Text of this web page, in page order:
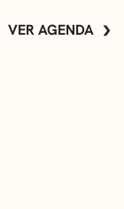
VER AGENDA